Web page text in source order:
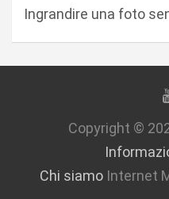
Ingrandire una foto
Copyright ©
Chi siamoInternet